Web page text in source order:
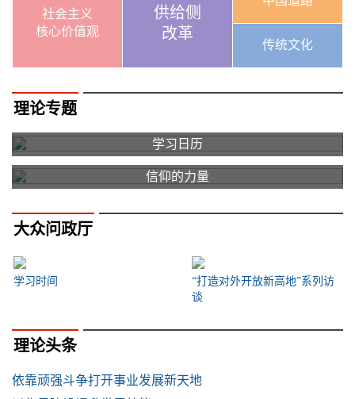
社会主义
核心价值观
供给侧
改革
传统文化
理论专题
学习日历
信仰的力量
大众问政厅
学习时间
“打造对外开放新高地”系列访
谈
理论头条
依靠顽强斗争打开事业发展新天地